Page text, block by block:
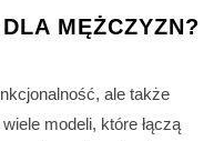
MĘŻCZYZN?
ale także
modeli, które łączą